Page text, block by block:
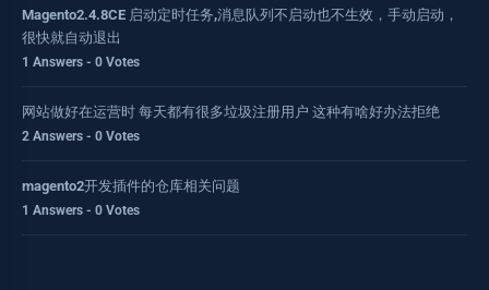
Magento2.4.8CE 启动定时任务,消息队列不启动也不生效，手动启动，
很快就自动退出
1 Answers - 0 Votes
网站做好在运营时 每天都有很多垃圾注册用户 这种有啥好办法拒绝
2 Answers - 0 Votes
magento2开发插件的仓库相关问题
1 Answers - 0 Votes